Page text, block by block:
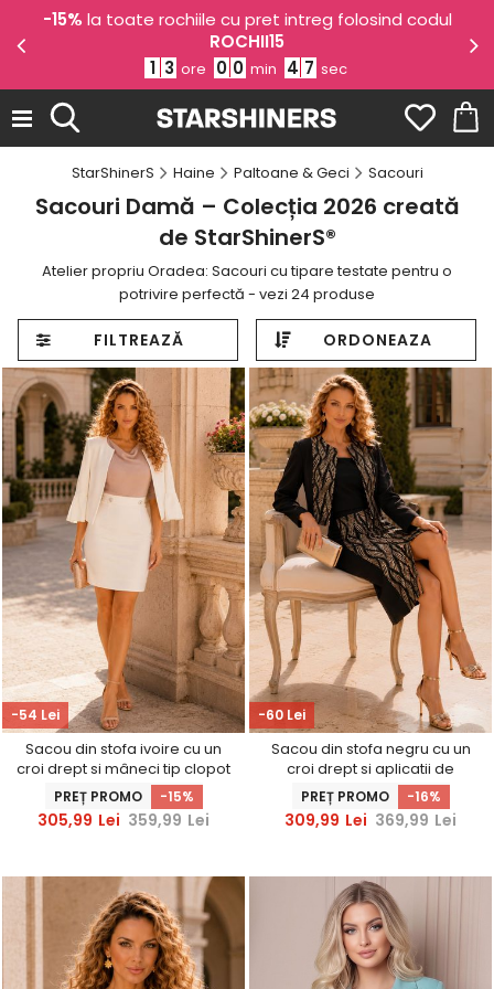
-10% EXTRAreducere la articolele selectate
folosind codulVARA10EXTRA
1 3 ore 0 0 min 4 6 sec
StarShinerS Haine Paltoane & Geci Sacouri
Sacouri Damă – Colecția 2026 creată
de StarShinerS®
Atelier propriu Oradea: Sacouri cu tipare testate pentru o
potrivire perfectă - vezi 24 produse
FILTREAZĂ ORDONEAZA
-54 Lei
Sacou din stofa ivoire cu un
croi drept si mâneci tip clopot
- StarShinerS
PREȚ PROMO -15%
305,99 Lei 359,99 Lei
-60 Lei
Sacou din stofa negru cu un
croi drept si aplicatii de
dantela - StarShinerS
PREȚ PROMO -16%
309,99 Lei 369,99 Lei